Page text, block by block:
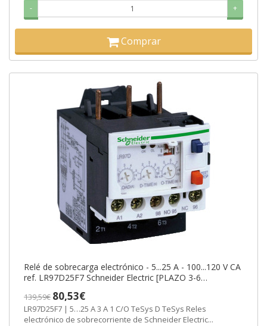
- +
Comprar
Relé de sobrecarga electrónico - 5...25 A - 100...120 V CA
ref. LR97D25F7 Schneider Electric [PLAZO 3-6
139,59€ 80,53€
LR97D25F7 | 5…25 A 3 A 1 C/O TeSys D TeSys Reles
electrónico de sobrecorriente de Schneider Electric...